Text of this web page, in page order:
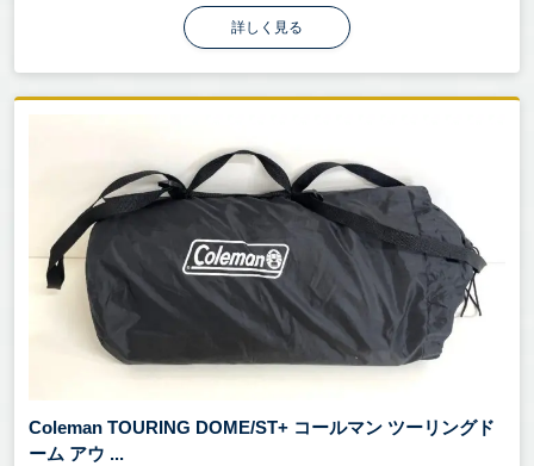
詳しく見る
Coleman TOURING DOME/ST+ コールマン ツーリングド
ーム アウ ...